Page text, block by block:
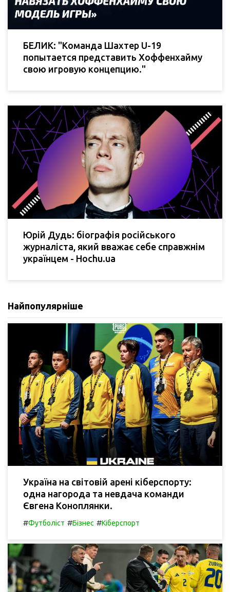
БЕЛИК: "Команда Шахтер U-19
попытается представить Хоффенхайму
свою игровую концепцию."
Юрій Дудь: біографія російського
журналіста, який вважає себе справжнім
українцем - Hochu.ua
Найпопулярніше
Україна на світовій арені кіберспорту:
одна нагорода та невдача команди
Євгена Коноплянки.
#Футболіст #Бізнес #Кіберспорт